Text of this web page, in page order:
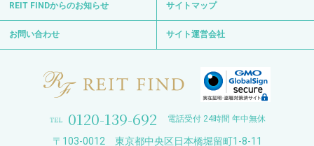
REIT FINDからのお知らせ サイトマップ
お問い合わせ サイト運営会社
0120-139-692 電話受付 24時間 年中無休
〒103-0012 東京都中央区日本橋堀留町1-8-11